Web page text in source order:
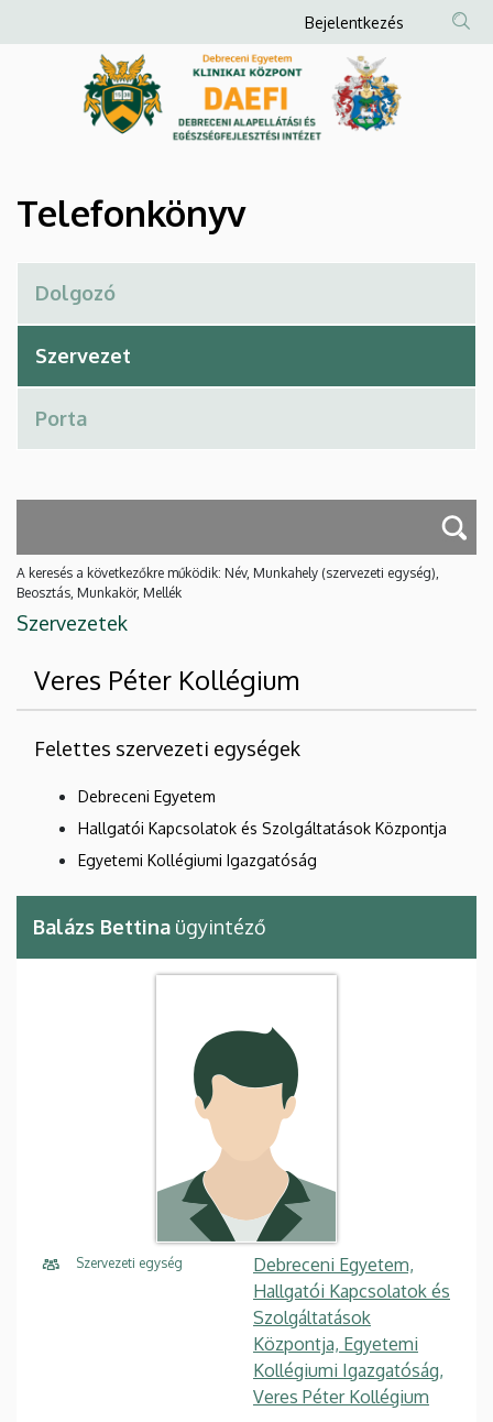
Debreceni
és
Egészségfejlesztési
Intézet
a
Anonim
Felhasználói
fiók
menüje
Bejelentkezés
Telefonkönyv
A keresés a következőkre működik: Név, Munkahely (szervezeti egység),
Beosztás, Munkakör, Mellék
Szervezetek
Veres Péter Kollégium
Felettes szervezeti egységek
Debreceni Egyetem
Hallgatói Kapcsolatok és Szolgáltatások Központja
Egyetemi Kollégiumi Igazgatóság
Balázs Bettina ügyintéző
Szervezeti egység
Debreceni Egyetem,
Hallgatói Kapcsolatok és
Szolgáltatások
Központja, Egyetemi
Kollégiumi Igazgatóság,
Veres Péter Kollégium